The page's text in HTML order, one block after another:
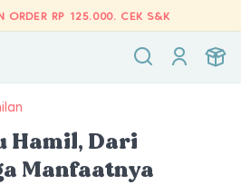
ORDER RP 125.000. CEK S&K
Hamil, Dari
Manfaatnya